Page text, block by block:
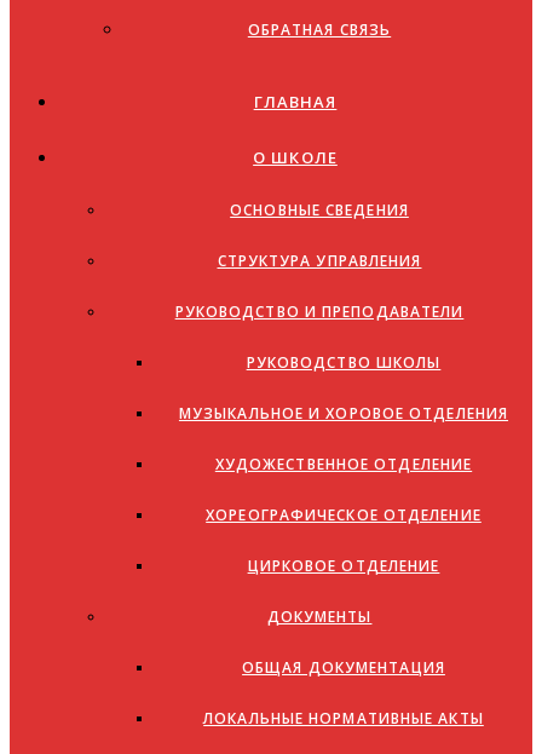
ОБРАТНАЯ СВЯЗЬ
ГЛАВНАЯ
О ШКОЛЕ
ОСНОВНЫЕ СВЕДЕНИЯ
СТРУКТУРА УПРАВЛЕНИЯ
РУКОВОДСТВО И ПРЕПОДАВАТЕЛИ
РУКОВОДСТВО ШКОЛЫ
МУЗЫКАЛЬНОЕ И ХОРОВОЕ ОТДЕЛЕНИЯ
ХУДОЖЕСТВЕННОЕ ОТДЕЛЕНИЕ
ХОРЕОГРАФИЧЕСКОЕ ОТДЕЛЕНИЕ
ЦИРКОВОЕ ОТДЕЛЕНИЕ
ДОКУМЕНТЫ
ОБЩАЯ ДОКУМЕНТАЦИЯ
ЛОКАЛЬНЫЕ НОРМАТИВНЫЕ АКТЫ